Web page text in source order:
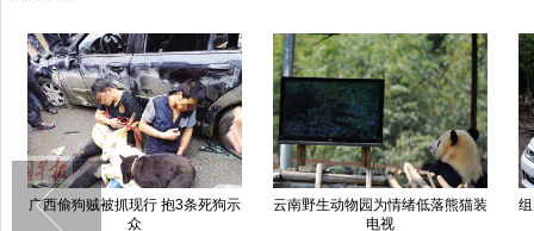
直击"4.07"曲靖东山煤矿透水事故
救援现场
陆毅刘恺威黄晓明吴奇隆 电视
剧“皇帝”比帅(图)